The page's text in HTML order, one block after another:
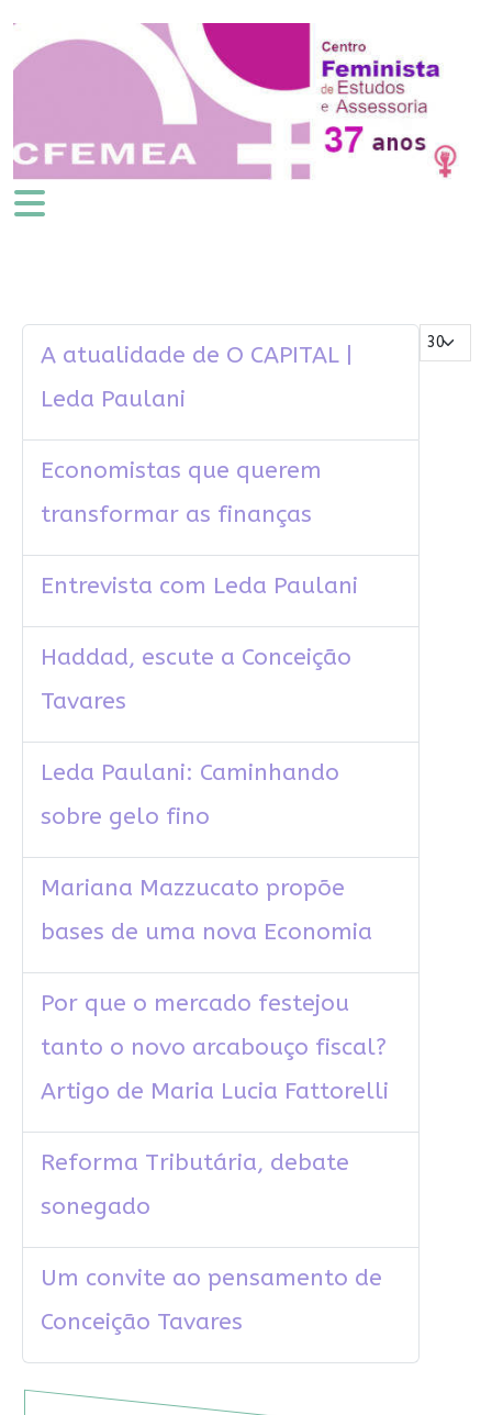
Mostrar #
A atualidade de O CAPITAL |
Leda Paulani
Economistas que querem
transformar as finanças
Entrevista com Leda Paulani
Haddad, escute a Conceição
Tavares
Leda Paulani: Caminhando
sobre gelo fino
Mariana Mazzucato propõe
bases de uma nova Economia
Por que o mercado festejou
tanto o novo arcabouço fiscal?
Artigo de Maria Lucia Fattorelli
Reforma Tributária, debate
sonegado
Um convite ao pensamento de
Conceição Tavares